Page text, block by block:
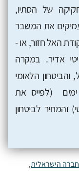
של הסתיו,
את המשבר
האל חזור, או -
אדיר. במקרה
הלאומי
ימים (לפייס את
והמחיר לביטחון
הישראלית,